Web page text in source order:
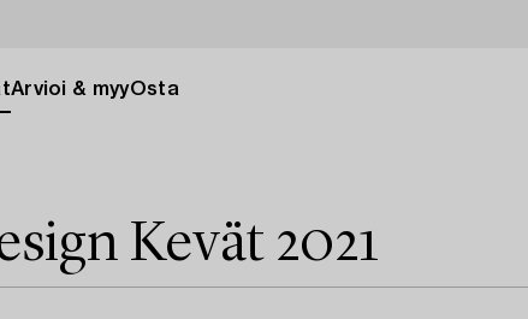
Arvioi & myyOsta
Kevät 2021